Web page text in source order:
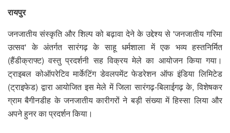
​रायपुर
जनजातीय संस्कृति और शिल्प को बढ़ावा देने के उद्देश्य से 'जनजातीय गरिमा
उत्सव' के अंतर्गत सारंगढ़ के साहू धर्मशाला में एक भव्य हस्तनिर्मित
(हैंडीक्राफ्ट) वस्तु प्रदर्शनी सह विक्रय मेले का आयोजन किया गया।
ट्राइबल कोऑपरेटिव मार्केटिंग डेवलपमेंट फेडरेशन ऑफ इंडिया लिमिटेड
(ट्राइफेड) द्वारा आयोजित इस मेले में जिला सारंगढ़-बिलाईगढ़ के, विशेषकर
ग्राम बैगीनडीह के जनजातीय कारीगरों ने बड़ी संख्या में हिस्सा लिया और
अपने हुनर का प्रदर्शन किया।